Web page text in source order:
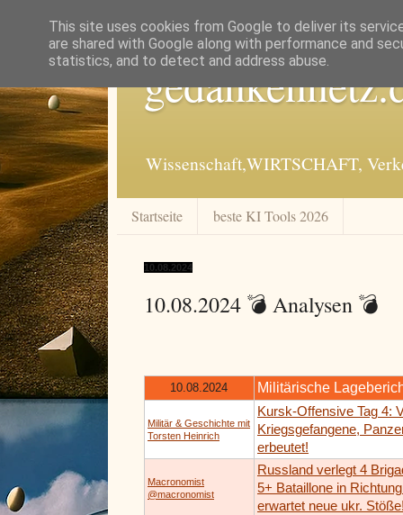
Wissenschaft,WIRTSCHAFT,
Startseite beste KI Tools 2026
10.08.2024
10.08.2024 💣 Analysen 💣
10.08.2024 Militärische
Militär & Geschichte mit
Torsten Heinrich
Kursk-Offensive Tag 4:
Kriegsgefangene,
erbeutet!
Macronomist
@macronomist
Russland verlegt 4
5+ Bataillone in
erwartet neue ukr.
This site uses cookies from Google to deliver its
are shared with Google along with performance and
statistics, and to detect and address abuse.